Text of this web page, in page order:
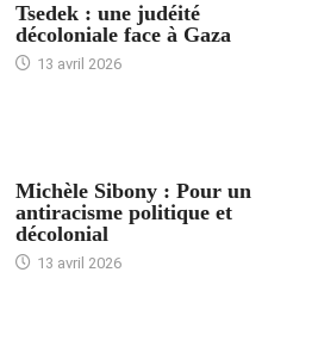
Tsedek : une judéité
décoloniale face à Gaza
13 avril 2026
Michèle Sibony : Pour un
antiracisme politique et
décolonial
13 avril 2026